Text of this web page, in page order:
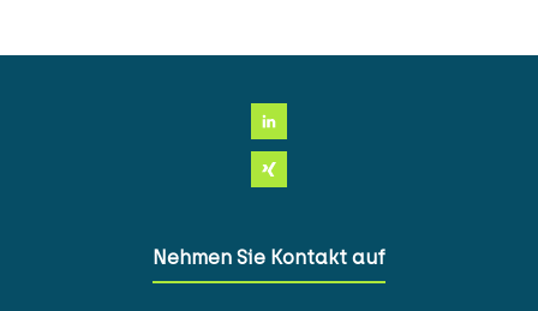
Nehmen Sie Kontakt auf